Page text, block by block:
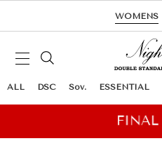
WOMENS
ALL DSC Sov. ESSENTIAL